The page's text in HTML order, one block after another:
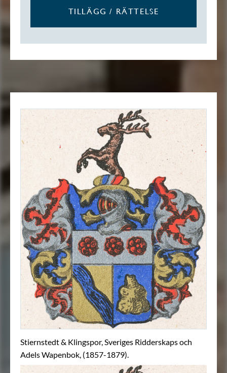
TILLÄGG / RÄTTELSE
Stiernstedt & Klingspor, Sveriges Ridderskaps och
Adels Wapenbok, (1857-1879).